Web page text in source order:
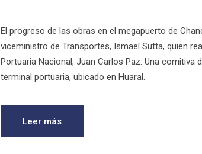
El progreso de las obras en el megapuerto de
viceministro de Transportes, Ismael Sutta, quien
Portuaria Nacional, Juan Carlos Paz. Una comitiva
terminal portuaria, ubicado en Huaral.
Leer más